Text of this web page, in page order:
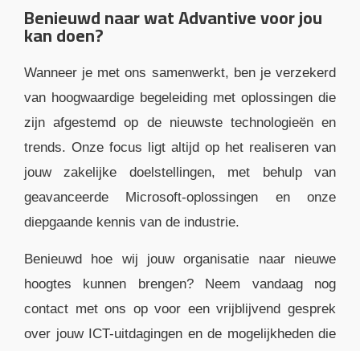
Benieuwd naar wat Advantive voor jou
kan doen?
Wanneer je met ons samenwerkt, ben je verzekerd
van hoogwaardige begeleiding met oplossingen die
zijn afgestemd op de nieuwste technologieën en
trends. Onze focus ligt altijd op het realiseren van
jouw zakelijke doelstellingen, met behulp van
geavanceerde Microsoft-oplossingen en onze
diepgaande kennis van de industrie.
Benieuwd hoe wij jouw organisatie naar nieuwe
hoogtes kunnen brengen? Neem vandaag nog
contact met ons op voor een vrijblijvend gesprek
over jouw ICT-uitdagingen en de mogelijkheden die